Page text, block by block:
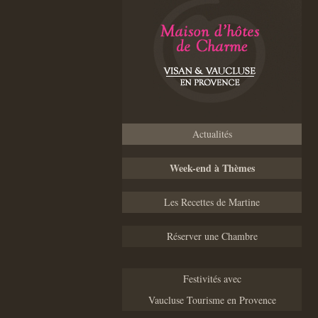
Actualités
Week-end à Thèmes
Les Recettes de Martine
Réserver une Chambre
Festivités avec
Vaucluse Tourisme en Provence